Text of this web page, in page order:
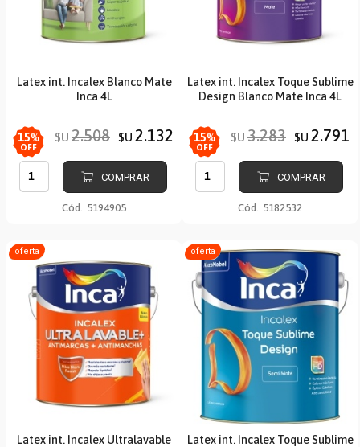
Latex int. Incalex Blanco Mate
Inca 4L
15%
OFF
$U 2.508 $U 2.132
COMPRAR
Cód. 5194905
Latex int. Incalex Toque Sublime
Design Blanco Mate Inca 4L
15%
OFF
$U 3.283 $U 2.791
COMPRAR
Cód. 5182532
oferta
Latex int. Incalex Ultralavable
oferta
Latex int. Incalex Toque Sublime